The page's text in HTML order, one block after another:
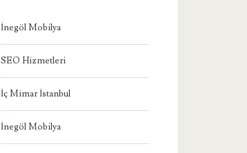
İnegöl Mobilya
SEO Hizmetleri
İç Mimar İstanbul
İnegöl Mobilya